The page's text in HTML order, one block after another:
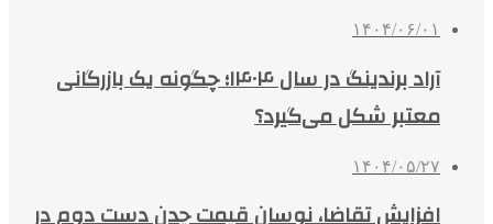
۱۴۰۴/۰۶/۰۱
آراد برندینگ در سال ۱۴۰۴؛ چگونه یک بازرگانی
معتبر شکل می‌گیرد؟
۱۴۰۴/۰۵/۲۷
افزایش تقاضا، نوسان قیمت چدن دست دوم در